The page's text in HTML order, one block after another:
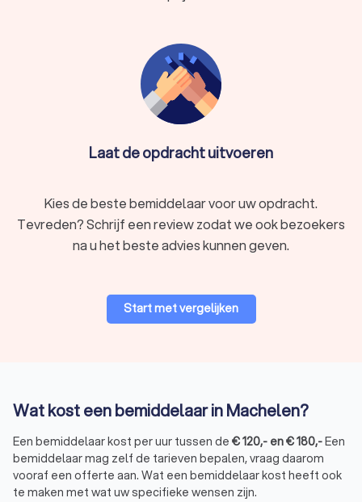
Laat de opdracht uitvoeren
Kies de beste bemiddelaar voor uw opdracht.
Tevreden? Schrijf een review zodat we ook bezoekers
na u het beste advies kunnen geven.
Start met vergelijken
Wat kost een bemiddelaar in Machelen?
Een bemiddelaar kost per uur tussen de €120,- en€180,-Een
bemiddelaar mag zelf de tarieven bepalen, vraag daarom
vooraf een offerte aan. Wat een bemiddelaar kost heeft ook
te maken met wat uw specifieke wensen zijn.